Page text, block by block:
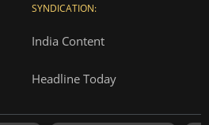
SYNDICATION:
India Content
Headline Today